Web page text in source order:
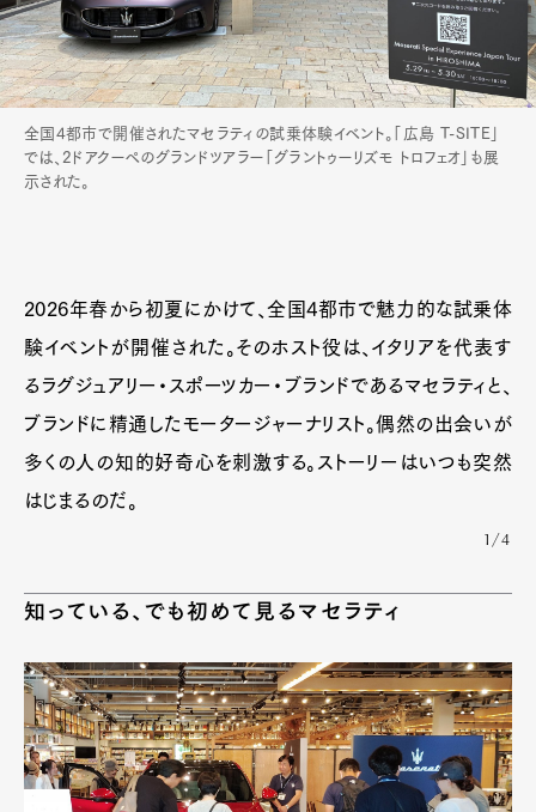
全国4都市で開催されたマセラティの試乗体験イベント。「広島 T-SITE」
では、2ドアクーペのグランドツアラー「グラントゥーリズモ トロフェオ」も展
示された。
2026年春から初夏にかけて、全国4都市で魅力的な試乗体
験イベントが開催された。そのホスト役は、イタリアを代表す
るラグジュアリー・スポーツカー・ブランドであるマセラティと、
ブランドに精通したモータージャーナリスト。偶然の出会いが
多くの人の知的好奇心を刺激する。ストーリーはいつも突然
はじまるのだ。
1/4
知っている、でも初めて見るマセラティ